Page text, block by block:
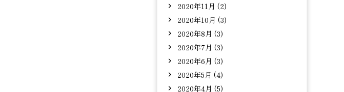
2020年11月 (2)
2020年10月 (3)
2020年8月 (3)
2020年7月 (3)
2020年6月 (3)
2020年5月 (4)
2020年4月 (5)